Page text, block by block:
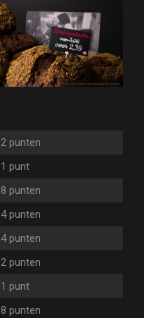
2 punten
1 punt
8 punten
4 punten
4 punten
2 punten
1 punt
8 punten